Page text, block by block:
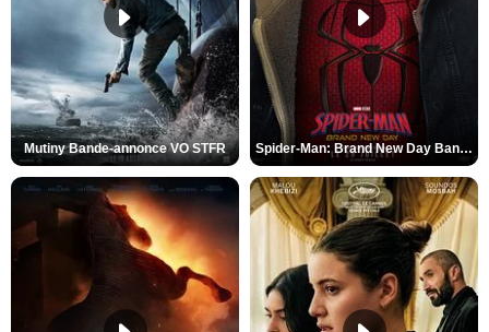
Mutiny Bande-annonce VO STFR Spider-Man: Brand New Day Bande-annonce VO STFR